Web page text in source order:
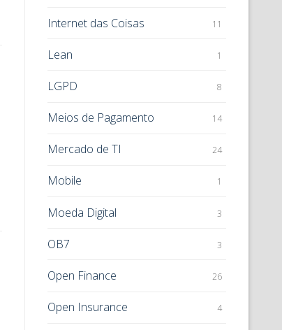
Internet das Coisas 11
Lean 1
LGPD 8
Meios de Pagamento 14
Mercado de TI 24
Mobile 1
Moeda Digital 3
OB7 3
Open Finance 26
Open Insurance 4